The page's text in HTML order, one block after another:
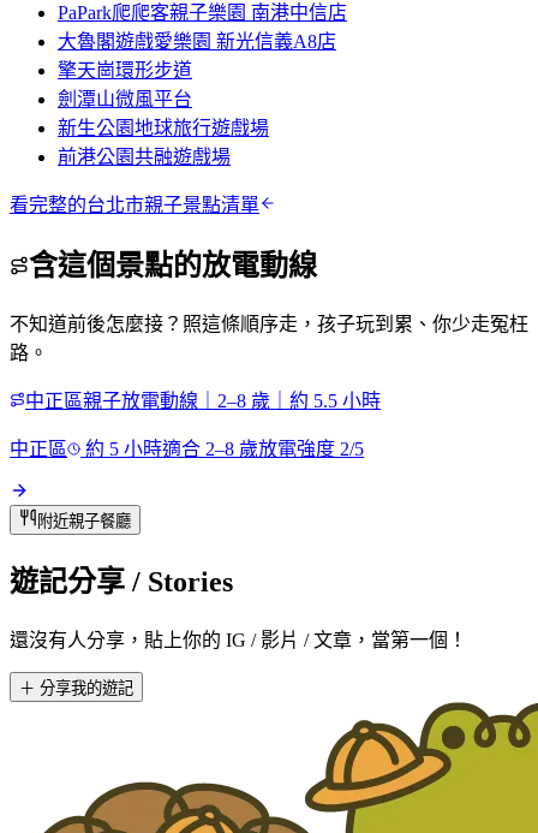
PaPark爬爬客親子樂園 南港中信店
大魯閣遊戲愛樂園 新光信義A8店
擎天崗環形步道
劍潭山微風平台
新生公園地球旅行遊戲場
前港公園共融遊戲場
看完整的台北市親子景點清單
含這個景點的放電動線
不知道前後怎麼接？照這條順序走，孩子玩到累、你少走冤枉
路。
中正區親子放電動線｜2–8 歲｜約 5.5 小時
中正區 約 5 小時適合 2–8 歲放電強度 2/5
附近親子餐廳
遊記分享 / Stories
還沒有人分享，貼上你的 IG / 影片 / 文章，當第一個！
＋ 分享我的遊記